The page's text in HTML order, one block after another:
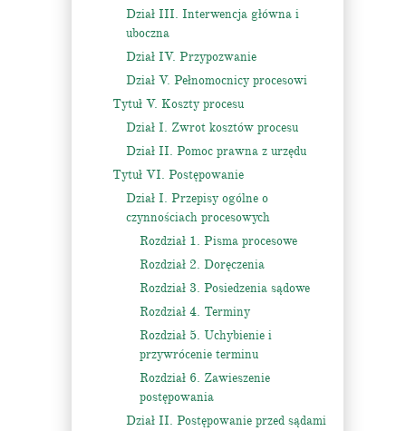
Dział III. Interwencja główna i
uboczna
Dział IV. Przypozwanie
Dział V. Pełnomocnicy procesowi
Tytuł V. Koszty procesu
Dział I. Zwrot kosztów procesu
Dział II. Pomoc prawna z urzędu
Tytuł VI. Postępowanie
Dział I. Przepisy ogólne o
czynnościach procesowych
Rozdział 1. Pisma procesowe
Rozdział 2. Doręczenia
Rozdział 3. Posiedzenia sądowe
Rozdział 4. Terminy
Rozdział 5. Uchybienie i
przywrócenie terminu
Rozdział 6. Zawieszenie
postępowania
Dział II. Postępowanie przed sądami